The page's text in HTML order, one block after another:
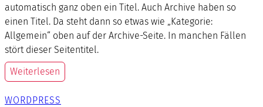
automatisch ganz oben ein Titel. Auch Archive haben so
einen Titel. Da steht dann so etwas wie „Kategorie:
Allgemein“ oben auf der Archive-Seite. In manchen Fällen
stört dieser Seitentitel.
Weiterlesen
WORDPRESS